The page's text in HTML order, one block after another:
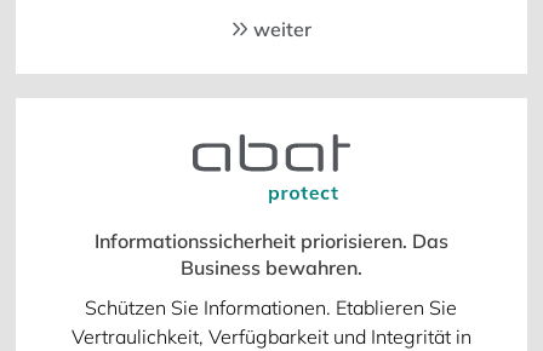
weiter
Informationssicherheit priorisieren. Das
Business bewahren.
Schützen Sie Informationen. Etablieren Sie
Vertraulichkeit, Verfügbarkeit und Integrität in